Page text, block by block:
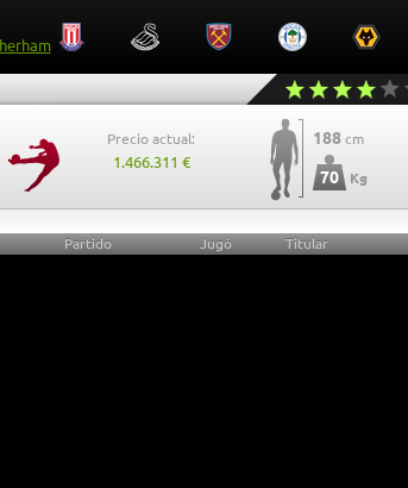
Precio actual:
1.466.311 €
188 cm
70 Kg
Partido Jugó Titular